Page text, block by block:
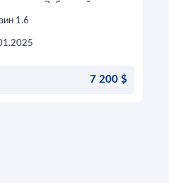
Забронюй вже
чекає на тебе!
1.6
7 200 $